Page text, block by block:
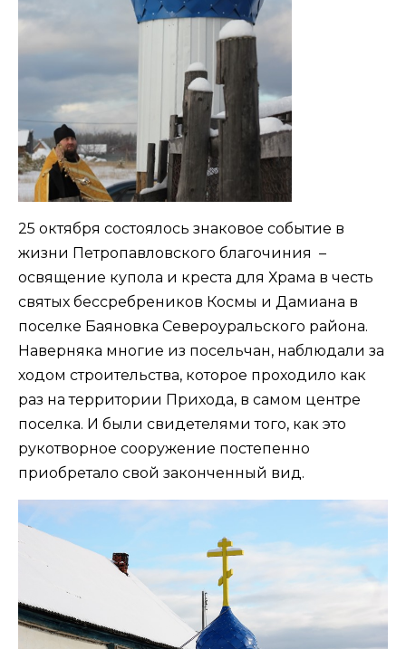
25 октября состоялось знаковое событие в
жизни Петропавловского благочиния –
освящение купола и креста для Храма в честь
святых бессребреников Космы и Дамиана в
поселке Баяновка Североуральского района.
Наверняка многие из посельчан, наблюдали за
ходом строительства, которое проходило как
раз на территории Прихода, в самом центре
поселка. И были свидетелями того, как это
рукотворное сооружение постепенно
приобретало свой законченный вид.